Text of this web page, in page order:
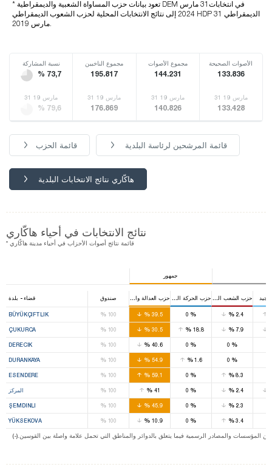
* تعود بيانات حزب المساواة الشعبية والديمقراطية DEM في انتخابات31 مارس
2024 إلى نتائج الانتخابات المحلية لحزب الشعوب الديمقراطي HDP الديمقراطي 31
مارس 2019.
نسبة المشاركة
% 73,7
مجموع الناخبين
195.817
مجموع الأصوات
144.231
الأصوات الصحيحة
133.836
31 مارس 19
% 79,6
31 مارس 19
176.869
31 مارس 19
140.826
31 مارس 19
133.428
قائمة الحزب قائمة المرشحين لرئاسة البلدية
هاكّاري نتائج الانتخابات البلدية
نتائج الانتخابات في أحياء هاكّاري
* قائمة نتائج أصوات الأحزاب في أحياء مدينة هاكّاري
جمهور
قضاء - بلدة صندوق حزب العدالة والتنمية
BÜYÜKÇIFTLIK %100 % 39.5 % %2.4
ÇUKURCA %100 % 30.5 % 18.8 %7.9
DERECIK %100 % 40.6 % %
DURANKAYA %100 % 54.9 %1.6 %
ESENDERE %100 % 59.1 % %8.3
المركز %100 % 41 % %2.4
ŞEMDINLI %100 % 45.9 % %2.3
YÜKSEKOVA %100 % 10.9 % %3.4
المؤسسات والمصادر الرسمية فيما يتعلق بالدوائر والمناطق التي تحمل علامة واصلة بين القوسين